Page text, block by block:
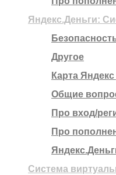
Яндекс.Деньги:
Другое
Карта
Общие
Про вход/
Про
Система